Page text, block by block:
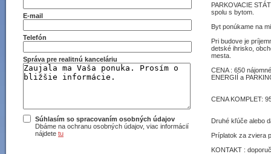
E-mail
Telefón
Správa pre realitnú kanceláriu
Súhlasím so spracovaním osobných údajov
Dbáme na ochranu osobných údajov, viac informácií
nájdete tu
PARKOVACIE
spolu s bytom.
Byt ponúkame na
Pri budove je
detské ihrisko,
mesta.
CENA : 650
ENERGIÍ a
CENA KOMPLET:
Druhé kľúče alebo
Príplatok za zviera
KONTAKT :